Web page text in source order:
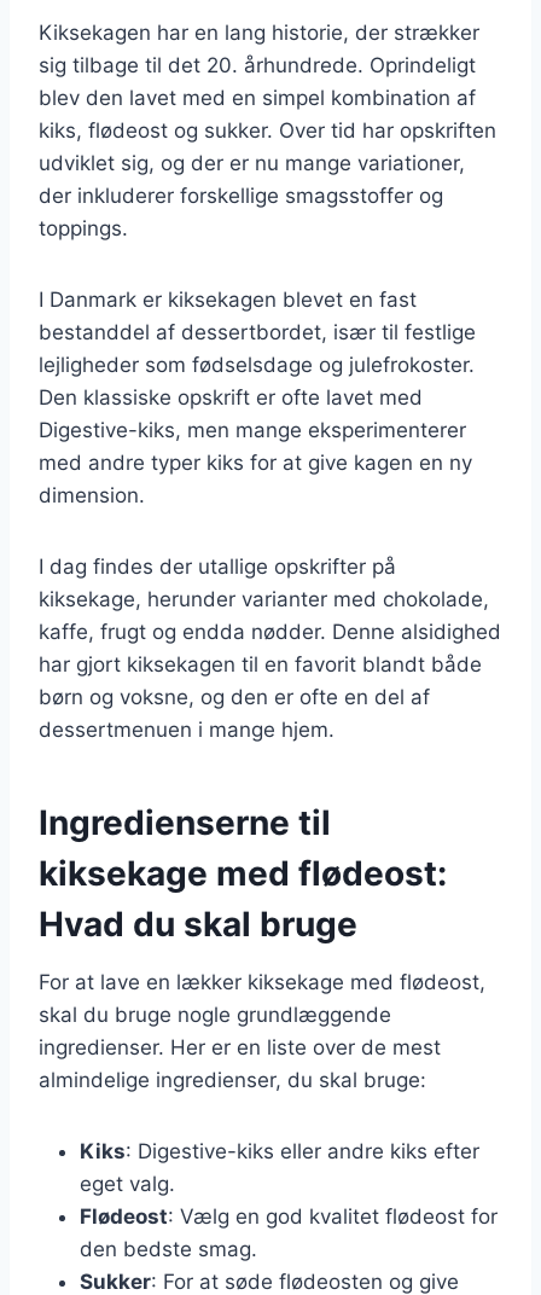
Kiksekagen har en lang historie, der strækker
sig tilbage til det 20. århundrede. Oprindeligt
blev den lavet med en simpel kombination af
kiks, flødeost og sukker. Over tid har opskriften
udviklet sig, og der er nu mange variationer,
der inkluderer forskellige smagsstoffer og
toppings.
I Danmark er kiksekagen blevet en fast
bestanddel af dessertbordet, især til festlige
lejligheder som fødselsdage og julefrokoster.
Den klassiske opskrift er ofte lavet med
Digestive-kiks, men mange eksperimenterer
med andre typer kiks for at give kagen en ny
dimension.
I dag findes der utallige opskrifter på
kiksekage, herunder varianter med chokolade,
kaffe, frugt og endda nødder. Denne alsidighed
har gjort kiksekagen til en favorit blandt både
børn og voksne, og den er ofte en del af
dessertmenuen i mange hjem.
Ingredienserne til
kiksekage med flødeost:
Hvad du skal bruge
For at lave en lækker kiksekage med flødeost,
skal du bruge nogle grundlæggende
ingredienser. Her er en liste over de mest
almindelige ingredienser, du skal bruge:
Kiks: Digestive-kiks eller andre kiks efter
eget valg.
Flødeost: Vælg en god kvalitet flødeost for
den bedste smag.
Sukker: For at søde flødeosten og give